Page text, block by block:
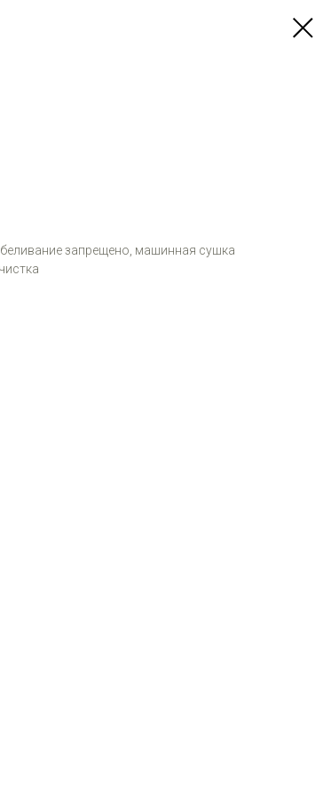
запрещено, машинная сушка